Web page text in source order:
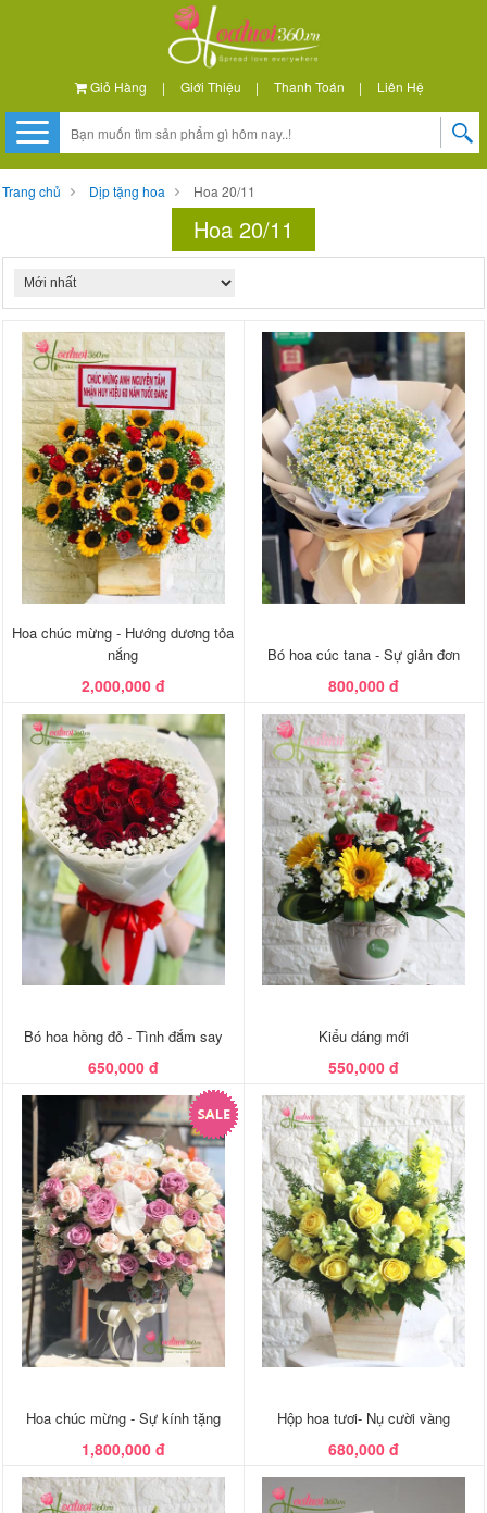
Giỏ Hàng | Giới Thiệu | Thanh Toán | Liên Hệ
Trang chủ Dịp tặng hoa Hoa 20/11
Hoa 20/11
Hoa chúc mừng - Hướng dương tỏa
nắng
2,000,000 đ
Bó hoa cúc tana - Sự giản đơn
800,000 đ
Bó hoa hồng đỏ - Tình đắm say
650,000 đ
Kiểu dáng mới
550,000 đ
Hoa chúc mừng - Sự kính tặng
1,800,000 đ
Hộp hoa tươi- Nụ cười vàng
680,000 đ